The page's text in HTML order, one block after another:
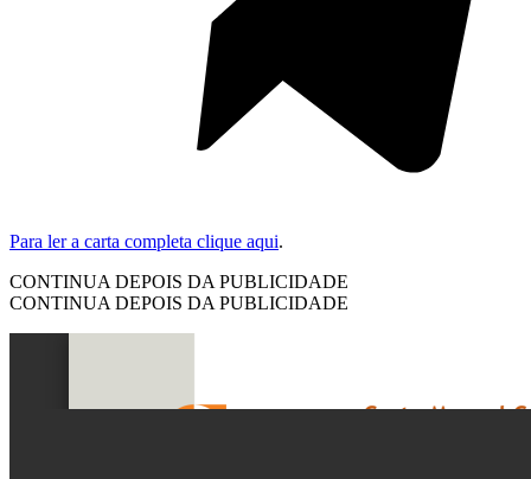
Para ler a carta completa clique aqui.
CONTINUA DEPOIS DA PUBLICIDADE
CONTINUA DEPOIS DA PUBLICIDADE